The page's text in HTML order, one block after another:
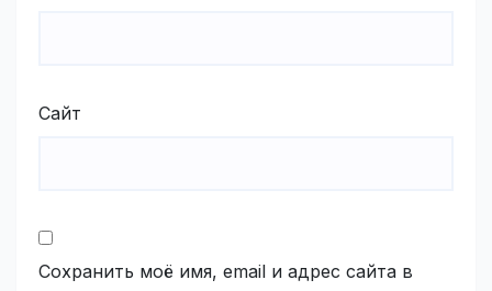
Сайт
Сохранить моё имя, email и адрес сайта в